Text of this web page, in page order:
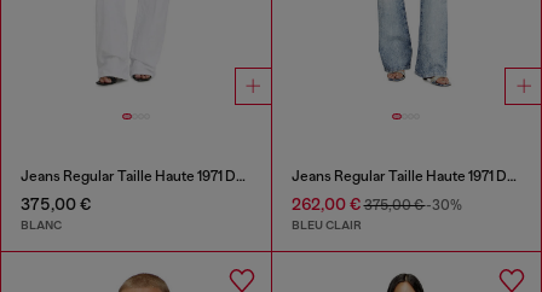
Jeans Regular Taille Haute 1971 D-Sent
375,00 €
BLANC
Jeans Regular Taille Haute 1971 D-Sent
262,00 €375,00 €-30%
BLEU CLAIR